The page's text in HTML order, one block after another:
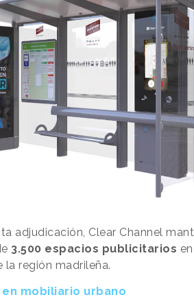
adjudicación, Clear Channel
3.500 espacios publicitarios
la región madrileña.
mobiliario urbano